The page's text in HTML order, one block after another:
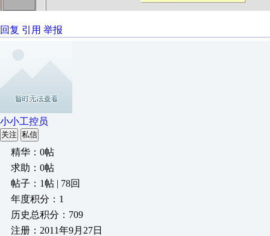
回复 引用 举报
小小工控员
关注 私信
精华：0帖
求助：0帖
帖子：1帖 | 78回
年度积分：1
历史总积分：709
注册：2011年9月27日